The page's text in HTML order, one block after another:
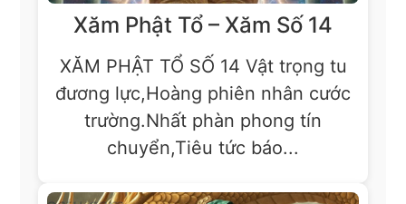
Xăm Phật Tổ – Xăm Số 14
XĂM PHẬT TỔ SỐ 14 Vật trọng tu
đương lực,Hoàng phiên nhân cước
trường.Nhất phàn phong tín
chuyển,Tiêu tức báo...